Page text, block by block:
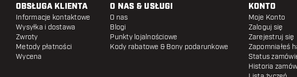
OBSŁUGA KLIENTA
Informacje kontaktowe
Wysyłka i dostawa
Zwroty
Metody płatności
Wycena
O NAS & USŁUGI
O nas
Blogi
Punkty lojalnościowe
Kody rabatowe & Bony podarunkowe
KONTO
Moje Konto
Zaloguj się
Zarejestruj się
Zapomniałeś
Status
Historia